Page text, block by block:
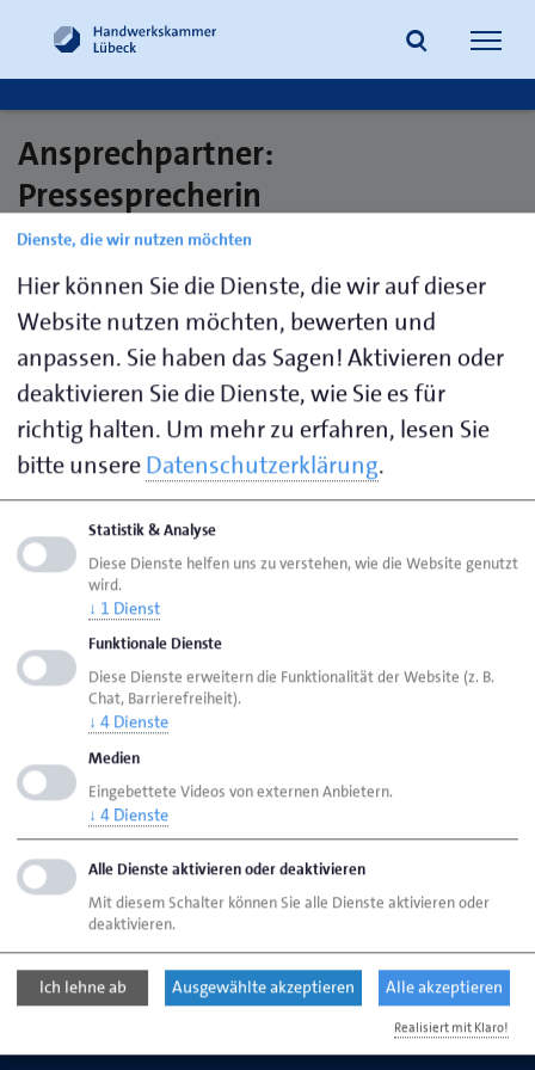
Suche
Ansprechpartner:
Pressesprecherin
Schomakers,
Anja
0451 1506-
191
aschomakers@hwk-
luebeck.de
Seite empfehlen
Seite drucken
aktualisiert am 27. Jan. 2026
HWK Lübeck
Pressesprecherin
Handwerkskammer Lübeck
Breite Str. 10/12
23552 Lübeck
Telefon: 0451 15 06 - 0
E-Mail: info@hwk-luebeck.de
Copyright © 2014-2026 Handwerkskammer Lübeck
Dienste, die wir nutzen möchten
Hier können Sie die Dienste, die wir auf dieser
Website nutzen möchten, bewerten und
anpassen. Sie haben das Sagen! Aktivieren oder
deaktivieren Sie die Dienste, wie Sie es für
richtig halten. Um mehr zu erfahren, lesen Sie
bitte unsereDatenschutzerklärung.
Statistik & Analyse
Diese Dienste helfen uns zu verstehen, wie die Website genutzt
wird.
↓ 1 Dienst
Funktionale Dienste
Diese Dienste erweitern die Funktionalität der Website (z. B.
Chat, Barrierefreiheit).
↓ 4 Dienste
Medien
Eingebettete Videos von externen Anbietern.
↓ 4 Dienste
Alle Dienste aktivieren oder deaktivieren
Mit diesem Schalter können Sie alle Dienste aktivieren oder
deaktivieren.
Ich lehne ab Ausgewählte akzeptieren Alle akzeptieren
Realisiert mit Klaro!